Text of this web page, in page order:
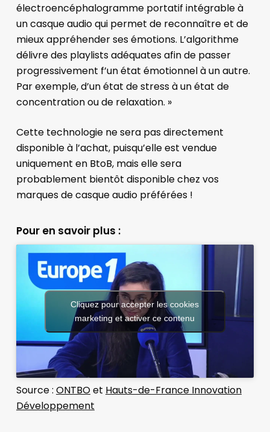
électroencéphalogramme portatif intégrable à
un casque audio qui permet de reconnaître et de
mieux appréhender ses émotions. L’algorithme
délivre des playlists adéquates afin de passer
progressivement f’un état émotionnel à un autre.
Par exemple, d’un état de stress à un état de
concentration ou de relaxation. »
Cette technologie ne sera pas directement
disponible à l’achat, puisqu’elle est vendue
uniquement en BtoB, mais elle sera
probablement bientôt disponible chez vos
marques de casque audio préférées !
Pour en savoir plus :
Cliquez pour accepter les cookies
marketing et activer ce contenu
Source : ONTBOet Hauts-de-France Innovation
Développement